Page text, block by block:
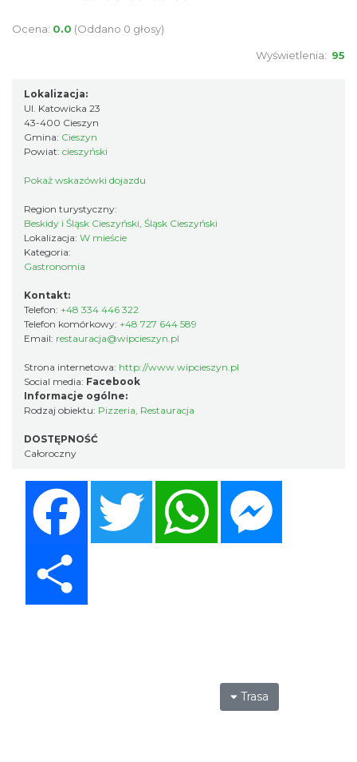
Ocena: 0.0 (Oddano 0 głosy)
Wyświetlenia: 95
Lokalizacja:
Ul. Katowicka 23
43-400 Cieszyn
Gmina: Cieszyn
Powiat: cieszyński
Pokaż wskazówki dojazdu
Region turystyczny:
Beskidy i Śląsk Cieszyński, Śląsk Cieszyński
Lokalizacja: W mieście
Kategoria:
Gastronomia
Kontakt:
Telefon: +48 334 446 322
Telefon komórkowy: +48 727 644 589
Email: restauracja@wipcieszyn.pl
Strona internetowa: http://www.wipcieszyn.pl
Social media: Facebook
Informacje ogólne:
Rodzaj obiektu: Pizzeria, Restauracja
DOSTĘPNOŚĆ
Całoroczny
Twitter WhatsApp
Trasa